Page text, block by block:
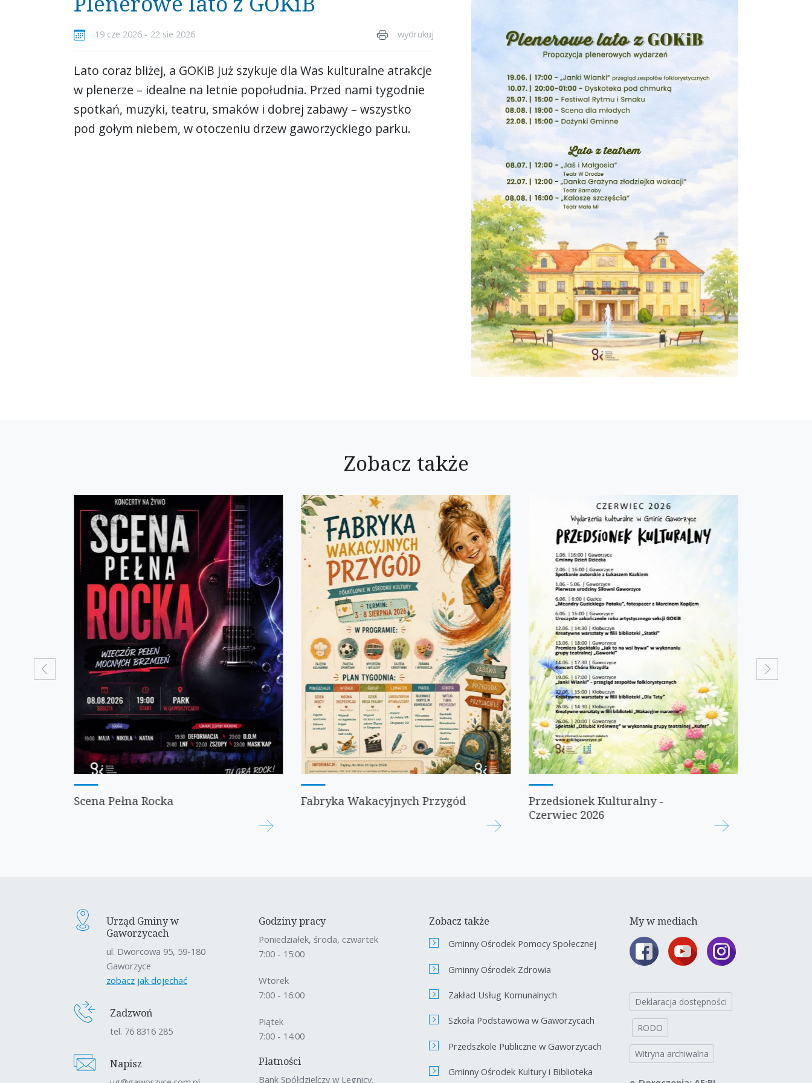
19 cze 2026 - 22 sie 2026 wydrukuj
Lato coraz bliżej, a GOKiB już szykuje dla Was kulturalne atrakcje
w plenerze – idealne na letnie popołudnia. Przed nami tygodnie
spotkań, muzyki, teatru, smaków i dobrej zabawy – wszystko
pod gołym niebem, w otoczeniu drzew gaworzyckiego parku.
Zobacz także
prev next
Scena Pełna Rocka Fabryka Wakacyjnych Przygód
Przedsionek Kulturalny -
Czerwiec 2026
Urząd Gminy w
Gaworzycach
ul. Dworcowa 95, 59-180
Gaworzyce
zobacz jak dojechać
Zadzwoń
tel. 76 8316 285
Napisz
Godziny pracy
Poniedziałek, środa, czwartek
7:00 - 15:00
Wtorek
7:00 - 16:00
Piątek
7:00 - 14:00
Płatności
Bank Spółdzielczy w Legnicy,
Zobacz także
Gminny Ośrodek Pomocy Społecznej
Gminny Ośrodek Zdrowia
Zakład Usług Komunalnych
Szkoła Podstawowa w Gaworzycach
Przedszkole Publiczne w Gaworzycach
Gminny Ośrodek Kultury i Biblioteka
My w mediach
Deklaracja dostępności
RODO
Witryna archiwalna